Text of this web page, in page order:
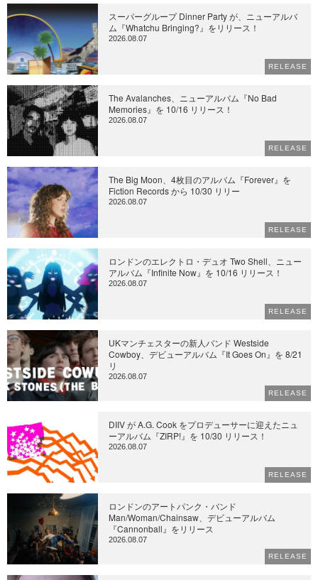
スーパーグループ Dinner Party が、ニューアルバ
ム『Whatchu Bringing?』をリリース！
2026.08.07
RELEASE
The Avalanches、ニューアルバム『No Bad
Memories』を 10/16 リリース！
2026.08.07
RELEASE
The Big Moon、4枚目のアルバム『Forever』を
Fiction Records から 10/30 リリー
2026.08.07
RELEASE
ロンドンのエレクトロ・デュオ Two Shell、ニュー
アルバム『Infinite Now』を 10/16 リリース！
2026.08.07
RELEASE
UKマンチェスターの新人バンド Westside
Cowboy、デビューアルバム『It Goes On』を 8/21
リ
2026.08.07
RELEASE
DIIV が A.G. Cook をプロデューサーに迎えたニュ
ーアルバム『ZIRP!』を 10/30 リリース！
2026.08.07
RELEASE
ロンドンのアートパンク・バンド
Man/Woman/Chainsaw、デビューアルバム
『Cannonball』をリリース
2026.08.07
RELEASE